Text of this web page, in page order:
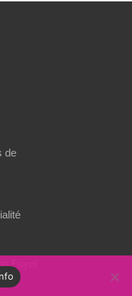
de
Fayol